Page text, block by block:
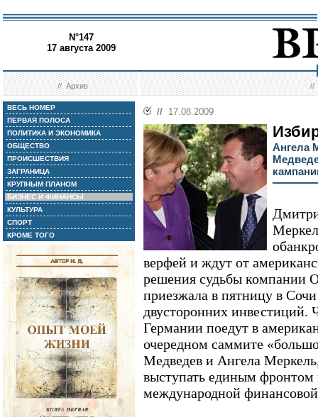
N°147
17 августа 2009
//Архив //
ВЕСЬ НОМЕР
ПЕРВАЯ ПОЛОСА
ПОЛИТИКА И ЭКОНОМИКА
ОБЩЕСТВО
ПРОИСШЕСТВИЯ
ЗАГРАНИЦА
КРУПНЫМ ПЛАНОМ
БИЗНЕС И ФИНАНСЫ
КУЛЬТУРА
СПОРТ
КРОМЕ ТОГО
// 17.08.2009
Ангела
верфей и ждут от
решения судьбы компании
приезжала в пятницу в
двусторонних инвестиций.
Германии поедут в
очередном саммите
Медведев и Ангела
выступать единым
международной